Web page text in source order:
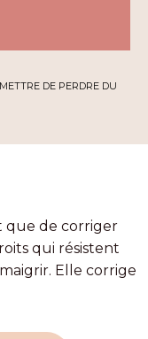
DE PERDRE DU
que de corriger
qui résistent
Elle corrige